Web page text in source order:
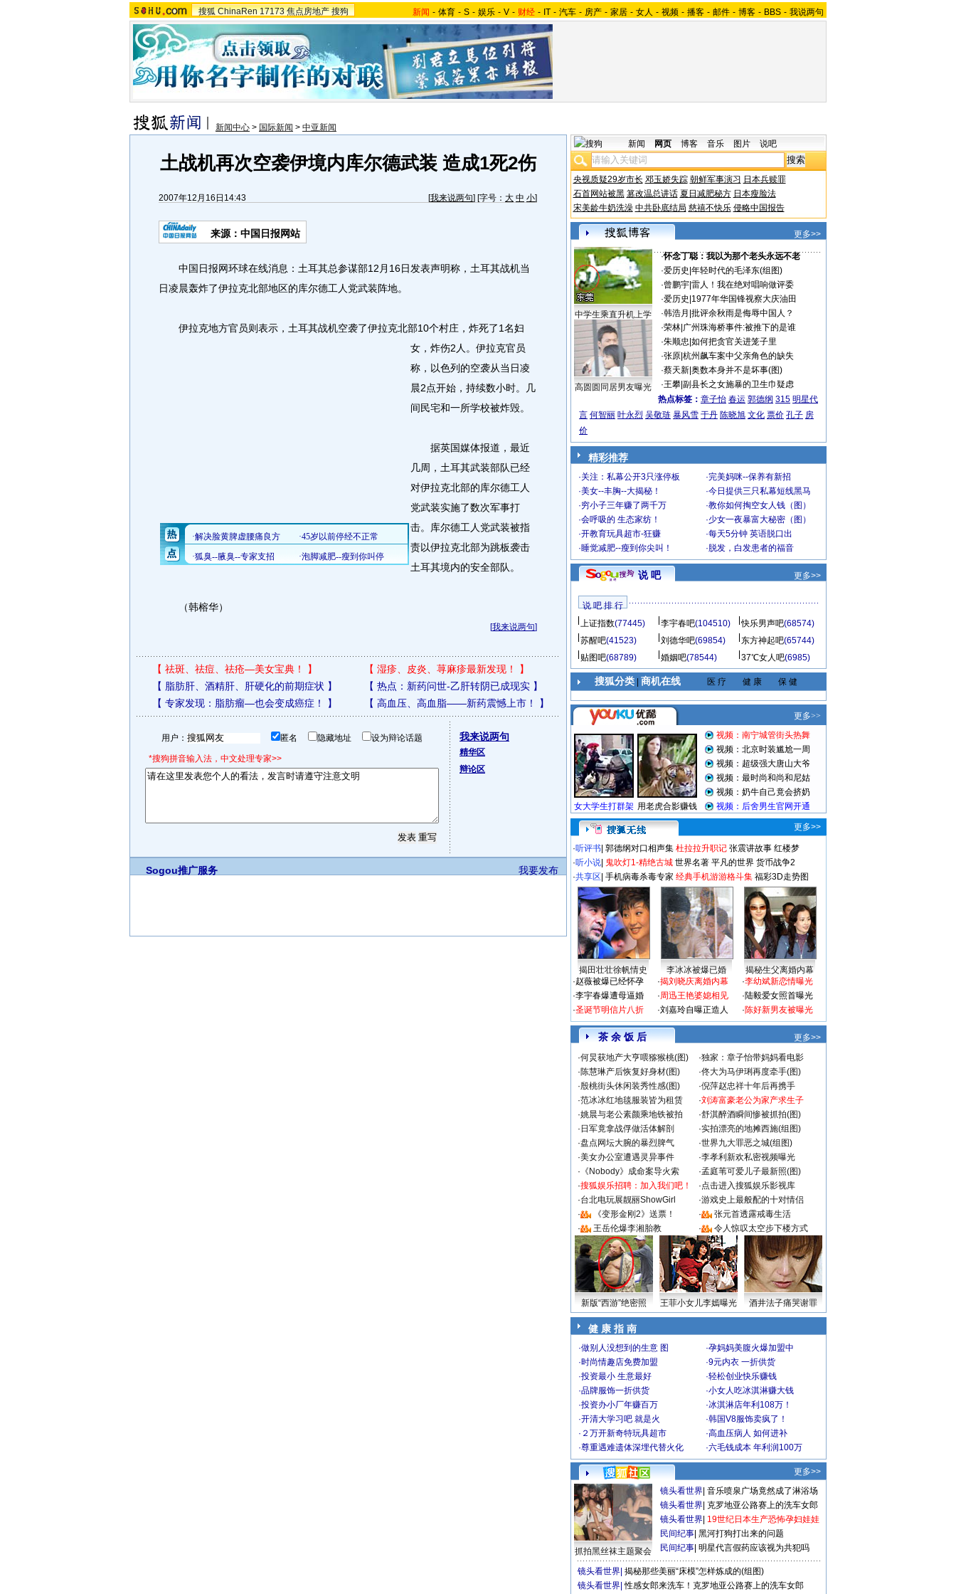
搜狐 ChinaRen 17173 焦点房地产 搜狗 新闻 - 体育 - S - 娱乐 - V - 财经 - IT - 汽车 - 房产 - 家居 - 女人 - 视频 - 播客 - 邮件 - 博客 - BBS - 我说两句
新闻中心 > 国际新闻 > 中亚新闻
土战机再次空袭伊境内库尔德武装 造成1死2伤
2007年12月16日14:43 [我来说两句] [字号： 大 中 小]
来源：中国日报网站
中国日报网环球在线消息：土耳其总参谋部12月16日发表声明称，土耳其战机当
日凌晨轰炸了伊拉克北部地区的库尔德工人党武装阵地。
伊拉克地方官员则表示，土耳其战机空袭了伊拉克北部10个村庄，炸死了1名妇
女，炸伤2人。 伊拉克官员
称，以色列的空袭从当日凌
晨2点开始，持续数小时。几
间民宅和一所学校被炸毁。
据英国媒体报道，最近
几周，土耳其武装部队已经
对伊拉克北部的库尔德工人
党武装实施了数次军事打
击。库尔德工人党武装被指
责以伊拉克北部为跳板袭击
土耳其境内的安全部队。
（韩榕华）
[我来说两句]
【 祛斑、祛痘、祛疮—美女宝典！ 】 【 湿疹、皮炎、荨麻疹最新发现！
】
【 脂肪肝、酒精肝、肝硬化的前期症状 】 【 热点：新药问世-乙肝转阴已成现实】
【 专家发现：脂肪瘤—也会变成癌症！ 】 【 高血压、高血脂——新药震憾上市！ 】
用户： 匿名 隐藏地址 设为辩论话题
*搜狗拼音输入法，中文处理专家>>
我来说两句
精华区
辩论区
我要发布
Sogou推广服务
新闻 网页 博客 音乐 图片 说吧
央视质疑29岁市长 邓玉娇失踪 朝鲜军事演习 日本兵赎罪
石首网站被黑 篡改温总讲话 夏日减肥秘方 日本瘦脸法
宋美龄牛奶洗澡 中共卧底结局 慈禧不快乐 侵略中国报告
更多>>
中学生乘直升机上学
高圆圆同居男友曝光
·怀念丁聪：我以为那个老头永远不老
·爱历史 年轻时代的毛泽东(组图)
·曾鹏宇| 雷人！我在绝对唱响做评委
·爱历史 1977年华国锋视察大庆油田
·韩浩月 批评余秋雨是侮辱中国人？
·荣林| 广州珠海桥事件:被推下的是谁
·朱顺忠 如何把贪官关进笼子里
·张原| 杭州飙车案中父亲角色的缺失
·蔡天新| 奥数本身并不是坏事(图)
·王攀| 副县长之女施暴的卫生巾疑虑
热点标签： 章子怡 春运 郭德纲 315 明星代
言 何智丽 叶永烈 吴敬琏 暴风雪 于丹 陈晓旭 文化 票价 孔子 房
价
精彩推荐
·关注：私幕公开3只涨停板 ·完美妈咪--保养有新招
·美女--丰胸--大揭秘！ ·今日提供三只私幕短线黑马
·穷小子三年赚了两千万 ·教你如何掏空女人钱（图）
·会呼吸的 生态家纺！ ·少女一夜暴富大秘密（图）
·开教育玩具超市-狂赚 ·每天5分钟 英语脱口出
·睡觉减肥--瘦到你尖叫！ · 脱发，白发患者的福音
说 吧 更多>>
说 吧 排 行
上证指数(77445) 李宇春吧(104510) 快乐男声吧(68574)
苏醒吧(41523) 刘德华吧(69854) 东方神起吧(65744)
贴图吧(68789) 婚姻吧(78544) 37℃女人吧(6985)
搜狐分类| 商机在线 医 疗 健 康 保 健
更多>>
·听评书 郭德纲对口相声集 杜拉拉升职记 张震讲故事 红楼梦
·听小说 鬼吹灯1-精绝古城 世界名著 平凡的世界 货币战争2
·共享区 手机病毒杀毒专家 经典手机游游格斗集 福彩3D走势图
揭田壮壮徐帆情史 李冰冰被爆已婚
揭秘生父离婚内幕
·赵薇被爆已经怀孕
·李宇春爆遭母逼婚
·圣诞节明信片八折
·揭刘晓庆离婚内幕
·周迅王艳婆媳相见
·刘嘉玲自曝正造人
·李幼斌新恋情曝光
·陆毅爱女照首曝光
·陈好新男友被曝光
茶 余 饭 后
更多>>
·何炅获地产大亨喂猕猴桃(图) ·独家：章子怡带妈妈看电影
·陈慧琳产后恢复好身材(图) ·佟大为马伊琍再度牵手(图)
·殷桃街头休闲装秀性感(图) ·倪萍赵忠祥十年后再携手
·范冰冰红地毯服装皆为租赁 ·刘涛富豪老公为家产求生子
·姚晨与老公素颜乘地铁被拍 ·舒淇醉酒瞬间惨被抓拍(图)
· 日军竟拿战俘做活体解剖 ·实拍漂亮的地摊西施(组图)
·盘点网坛大腕的暴烈脾气 ·世界九大罪恶之城(组图)
·美女办公室遭遇灵异事件 ·李孝利新欢私密视频曝光
· 《Nobody》成命案导火索 ·孟庭苇可爱儿子最新照(图)
·搜狐娱乐招聘：加入我们吧！ ·点击进入搜狐娱乐影视库
·台北电玩展靓丽ShowGirl ·游戏史上最般配的十对情侣
·
《变形金刚2》送票！ ·
张元首透露戒毒生活
·
王岳伦爆李湘胎教 · 令人惊叹太空步下楼方式
新版“西游”绝密照 王菲小女儿李嫣曝光 酒井法子痛哭谢罪
健 康 指 南
·做别人没想到的生意 图 ·孕妈妈美腹火爆加盟中
·时尚情趣店免费加盟 ·9元内衣 一折供货
·投资最小 生意最好 ·轻松创业快乐赚钱
·品牌服饰一折供货 ·小女人吃冰淇淋赚大钱
·投资办小厂年赚百万 ·冰淇淋店年利108万！
·开清大学习吧 就是火 ·韩国V8服饰卖疯了！
· ２万开新奇特玩具超市 ·高血压病人 如何进补
·尊重遇难遗体深埋代替火化 ·六毛钱成本 年利润100万
更多>>
抓拍黑丝袜主题聚会
镜头看世界 音乐喷泉广场竟然成了淋浴场
镜头看世界 克罗地亚公路赛上的洗车女郎
镜头看世界 19世纪日本生产恐怖孕妇娃娃
民间纪事 黑河打狗打出来的问题
民间纪事 明星代言假药应该视为共犯吗
镜头看世界 揭秘那些美丽“床模”怎样炼成的(组图)
镜头看世界 性感女郎来洗车！克罗地亚公路赛上的洗车女郎